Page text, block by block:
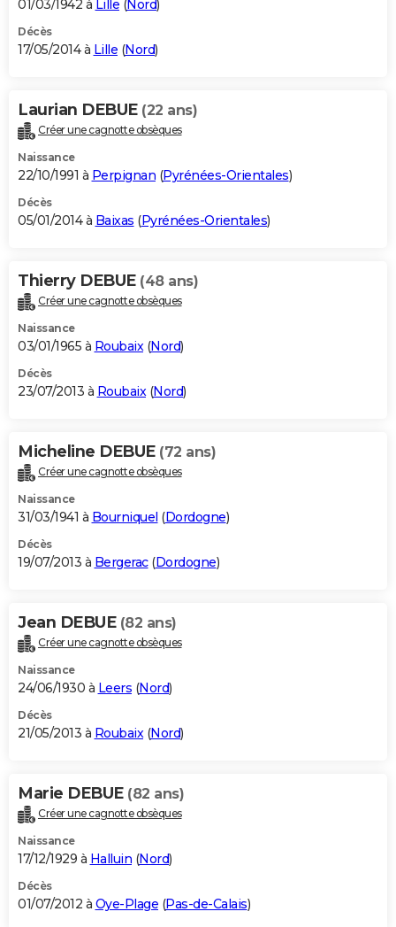
01/03/1942 à Lille (Nord)
Décès
17/05/2014 à Lille (Nord)
Laurian DEBUE (22 ans)
Créer une cagnotte obsèques
Naissance
22/10/1991 à Perpignan (Pyrénées-Orientales)
Décès
05/01/2014 à Baixas (Pyrénées-Orientales)
Thierry DEBUE (48 ans)
Créer une cagnotte obsèques
Naissance
03/01/1965 à Roubaix(Nord)
Décès
23/07/2013 à Roubaix(Nord)
Micheline DEBUE (72 ans)
Créer une cagnotte obsèques
Naissance
31/03/1941 à Bourniquel (Dordogne)
Décès
19/07/2013 à Bergerac(Dordogne)
Jean DEBUE (82 ans)
Créer une cagnotte obsèques
Naissance
24/06/1930 à Leers (Nord)
Décès
21/05/2013 à Roubaix(Nord)
Marie DEBUE (82 ans)
Créer une cagnotte obsèques
Naissance
17/12/1929 à Halluin (Nord)
Décès
01/07/2012 à Oye-Plage (Pas-de-Calais)